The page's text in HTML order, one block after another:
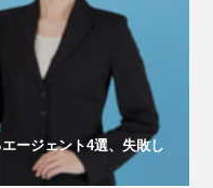
ージェント4選、失敗し